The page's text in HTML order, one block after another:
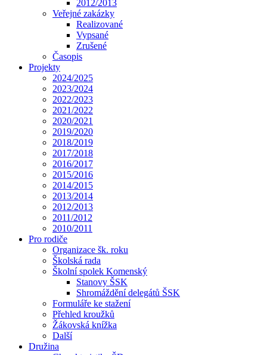
2012/2013
Veřejné zakázky
Realizované
Vypsané
Zrušené
Časopis
Projekty
2024/2025
2023/2024
2022/2023
2021/2022
2020/2021
2019/2020
2018/2019
2017/2018
2016/2017
2015/2016
2014/2015
2013/2014
2012/2013
2011/2012
2010/2011
Pro rodiče
Organizace šk. roku
Školská rada
Školní spolek Komenský
Stanovy ŠSK
Shromáždění delegátů ŠSK
Formuláře ke stažení
Přehled kroužků
Žákovská knížka
Další
Družina